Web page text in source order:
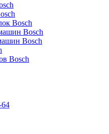
Bosch
Bosch
Bosch
Bosch
64